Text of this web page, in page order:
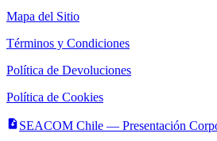
Mapa del Sitio
Términos y Condiciones
Política de Devoluciones
Política de Cookies
SEACOM Chile — Presentación